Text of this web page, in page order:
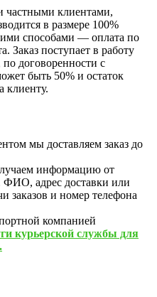
частными клиентами,
в размере 100%
способами — оплата по
Заказ поступает в работу
договоренности с
быть 50% и остаток
клиенту.
мы доставляем заказ до
информацию от
ФИО, адрес доставки или
заказов и номер телефона
компанией
курьерской службы для